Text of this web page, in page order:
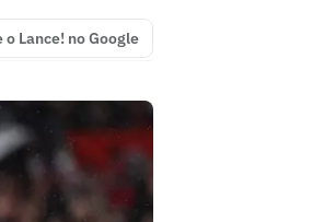
o Lance! no Google